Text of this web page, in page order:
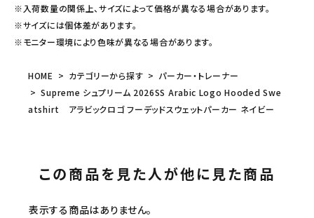
※入荷数量の関係上、サイズによって価格が異なる場合があります。
※サイズには個体差があります。
※モニター環境により色味が異なる場合があります。
HOME カテゴリーから探す
パーカー・トレーナー
Supreme シュプリーム 2026SS Arabic Logo Hooded Swe
atshirt アラビックロゴ フーデッドスウェットパーカー ネイビー
この商品を見た人が他に見た商品
表示する商品はありません。